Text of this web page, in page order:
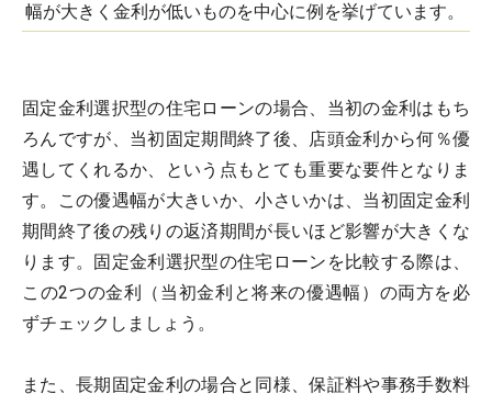
幅が大きく金利が低いものを中心に例を挙げています。
固定金利選択型の住宅ローンの場合、当初の金利はもち
ろんですが、当初固定期間終了後、店頭金利から何％優
遇してくれるか、という点もとても重要な要件となりま
す。この優遇幅が大きいか、小さいかは、当初固定金利
期間終了後の残りの返済期間が長いほど影響が大きくな
ります。固定金利選択型の住宅ローンを比較する際は、
この2つの金利（当初金利と将来の優遇幅）の両方を必
ずチェックしましょう。
また、長期固定金利の場合と同様、保証料や事務手数料